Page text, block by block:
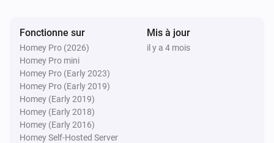
Fonctionne sur
Homey Pro (2026)
Homey Pro mini
Homey Pro (Early 2023)
Homey Pro (Early 2019)
Homey (Early 2019)
Homey (Early 2018)
Homey (Early 2016)
Homey Self-Hosted Server
Mis à jour
il y a 4 mois